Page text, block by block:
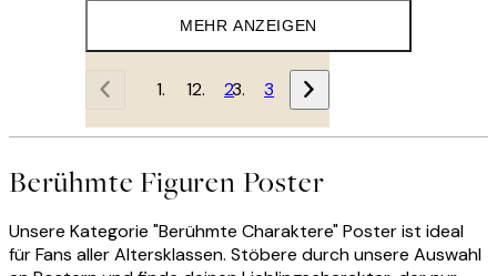
MEHR ANZEIGEN
1 2 3
Berühmte Figuren Poster
Unsere Kategorie "Berühmte Charaktere" Poster ist ideal
für Fans aller Altersklassen. Stöbere durch unsere Auswahl